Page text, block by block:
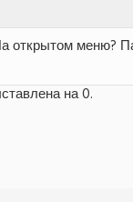
открытом меню?
на 0.